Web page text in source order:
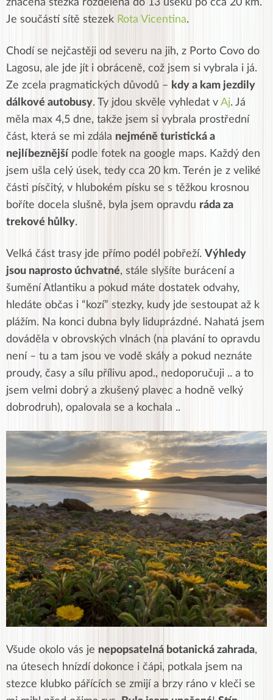
značená stezka rozdělená do 13 úseků po cca 20 km.
Je součástí sítě stezek Rota Vicentina.
Chodí se nejčastěji od severu na jih, z Porto Covo do
Lagosu, ale jde jít i obráceně, což jsem si vybrala i já.
Ze zcela pragmatických důvodů – kdy a kam jezdily
dálkové autobusy. Ty jdou skvěle vyhledat v Aj. Já
měla max 4,5 dne, takže jsem si vybrala prostřední
část, která se mi zdála nejméně turistická a
nejlíbeznější podle fotek na google maps. Každý den
jsem ušla celý úsek, tedy cca 20 km. Terén je z veliké
části písčitý, v hlubokém písku se s těžkou krosnou
boříte docela slušně, byla jsem opravdu ráda za
trekové hůlky.
Velká část trasy jde přímo podél pobřeží. Výhledy
jsou naprosto úchvatné, stále slyšíte burácení a
šumění Atlantiku a pokud máte dostatek odvahy,
hledáte občas i “kozí” stezky, kudy jde sestoupat až k
plážím. Na konci dubna byly liduprázdné. Nahatá jsem
dováděla v obrovských vlnách (na plavání to opravdu
není – tu a tam jsou ve vodě skály a pokud neznáte
proudy, časy a sílu přílivu apod., nedoporučuji .. a to
jsem velmi dobrý a zkušený plavec a hodně velký
dobrodruh), opalovala se a kochala ..
Všude okolo vás je nepopsatelná botanická zahrada,
na útesech hnízdí dokonce i čápi, potkala jsem na
stezce klubko pářících se zmijí a brzy ráno v kleči se